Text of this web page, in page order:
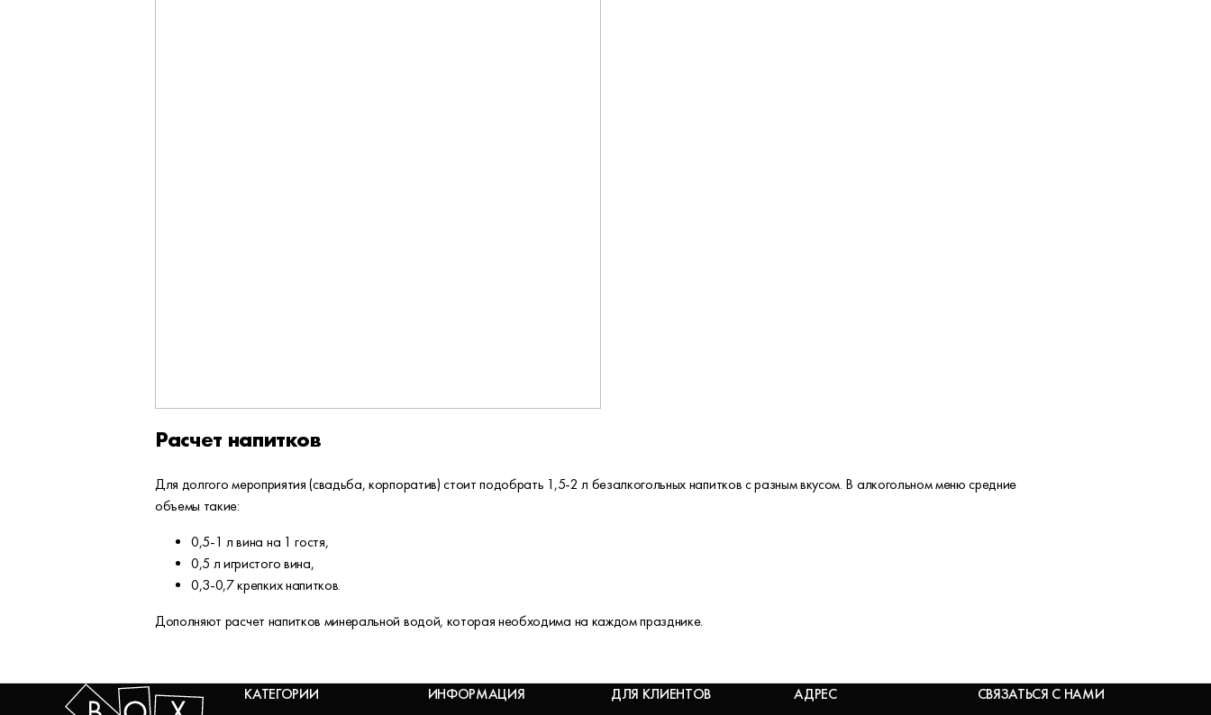
Расчет напитков
Для долгого мероприятия (свадьба, корпоратив) стоит подобрать 1,5-2 л безалкогольных напитков с разным вкусом. В алкогольном меню средние
объемы такие:
0,5-1 л вина на 1 гостя,
0,5 л игристого вина,
0,3-0,7 крепких напитков.
Дополняют расчет напитков минеральной водой, которая необходима на каждом празднике.
КАТЕГОРИИ ИНФОРМАЦИЯ ДЛЯ КЛИЕНТОВ АДРЕС СВЯЗАТЬСЯ С НАМИ